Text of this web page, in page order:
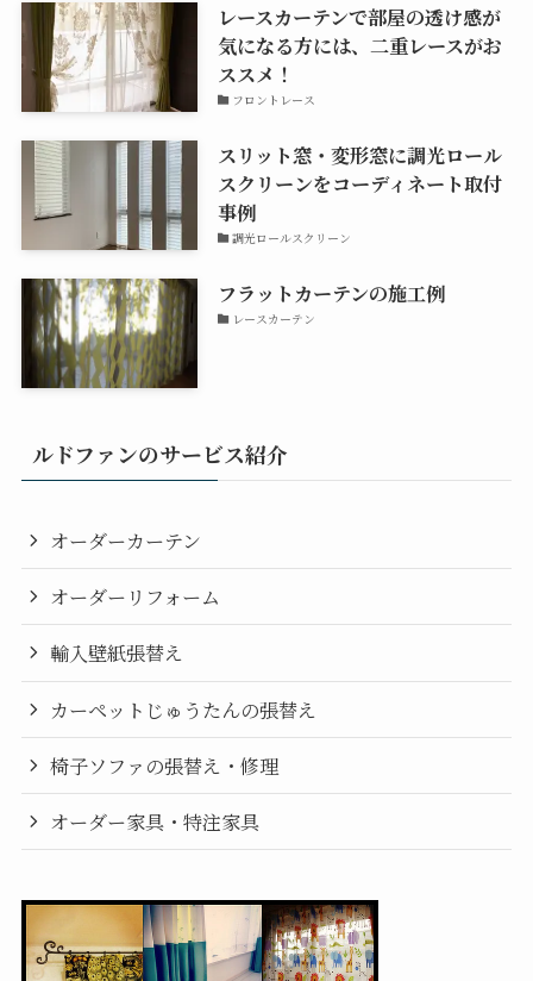
レースカーテンで部屋の透け感が
気になる方には、二重レースがお
ススメ！
フロントレース
スリット窓・変形窓に調光ロール
スクリーンをコーディネート取付
事例
調光ロールスクリーン
フラットカーテンの施工例
レースカーテン
ルドファンのサービス紹介
オーダーカーテン
オーダーリフォーム
輸入壁紙張替え
カーペットじゅうたんの張替え
椅子ソファの張替え・修理
オーダー家具・特注家具